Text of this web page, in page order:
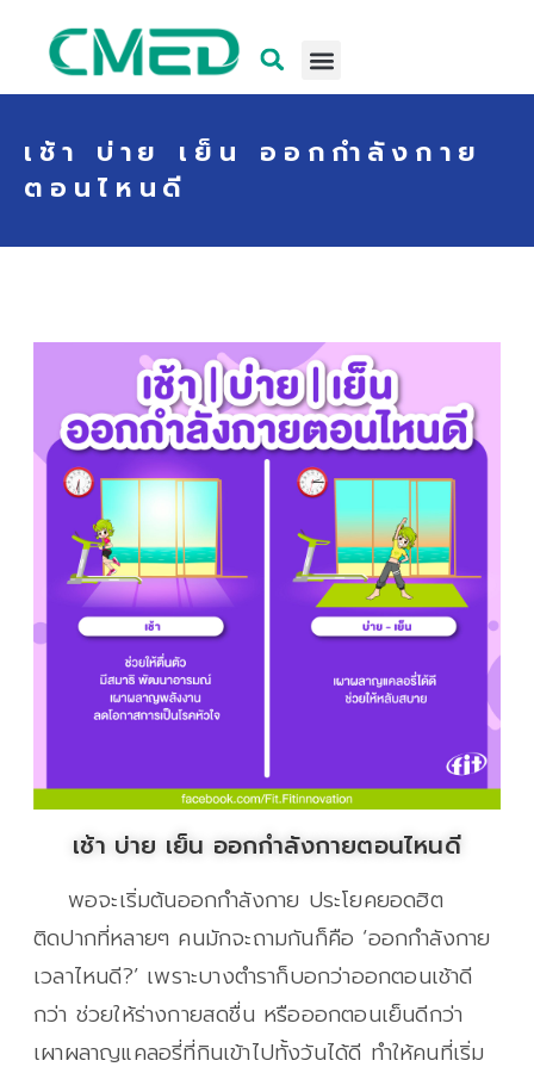
เช้า บ่าย เย็น ออกกำลังกาย
ตอนไหนดี
เช้า บ่าย เย็น ออกกำลังกายตอนไหนดี
พอจะเริ่มต้นออกกำลังกาย ประโยคยอดฮิต
ติดปากที่หลายๆ คนมักจะถามกันก็คือ ‘ออกกำลังกาย
เวลาไหนดี?’ เพราะบางตำราก็บอกว่าออกตอนเช้าดี
กว่า ช่วยให้ร่างกายสดชื่น หรือออกตอนเย็นดีกว่า
เผาผลาญแคลอรี่ที่กินเข้าไปทั้งวันได้ดี ทำให้คนที่เริ่ม